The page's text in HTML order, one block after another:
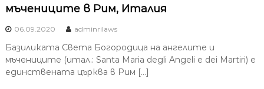
мъчениците в Рим, Италия
06.09.2020 adminrilaws
Базиликата Света Богородица на ангелите и
мъчениците (итал.: Santa Maria degli Angeli e dei Martiri) е
единствената църква в Рим […]